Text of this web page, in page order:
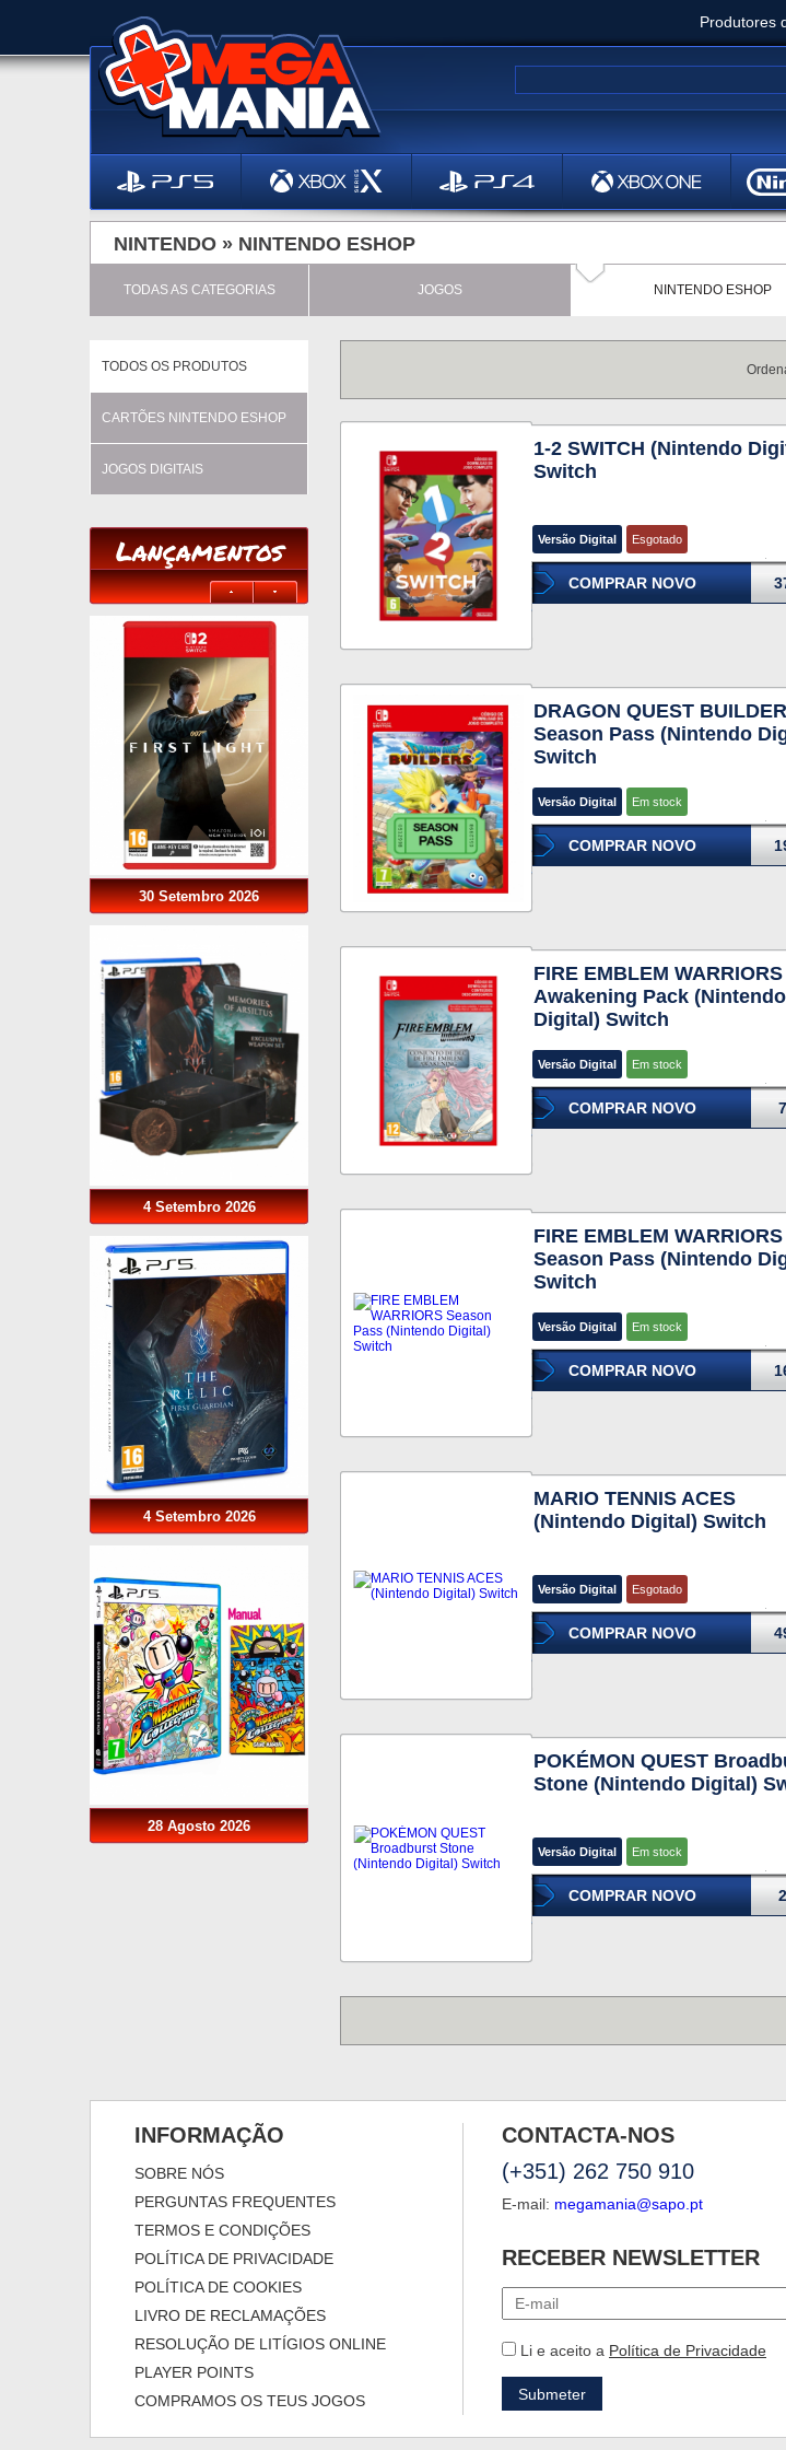
Produtores
Clair Obscur:
NINTENDO » NINTENDO ESHOP
TODAS AS CATEGORIAS JOGOS NINTENDO ESHOP
TODOS OS PRODUTOS
CARTÕES NINTENDO ESHOP
JOGOS DIGITAIS
Lançamentos
30 Setembro 2026
4 Setembro 2026
4 Setembro 2026
28 Agosto 2026
1-2 SWITCH (Nintendo
Switch
Versão Digital Esgotado
COMPRAR NOVO
DRAGON QUEST
Season Pass (Nintendo
Switch
Versão Digital Em stock
COMPRAR NOVO
FIRE EMBLEM WARRIORS
Awakening Pack (Nintendo
Digital) Switch
Versão Digital Em stock
COMPRAR NOVO
FIRE EMBLEM WARRIORS
Season Pass (Nintendo
Switch
Versão Digital Em stock
COMPRAR NOVO
MARIO TENNIS ACES
(Nintendo Digital) Switch
Versão Digital Esgotado
COMPRAR NOVO
POKÉMON QUEST
Stone (Nintendo Digital)
Versão Digital Em stock
COMPRAR NOVO
INFORMAÇÃO
SOBRE NÓS
PERGUNTAS FREQUENTES
TERMOS E CONDIÇÕES
POLÍTICA DE PRIVACIDADE
POLÍTICA DE COOKIES
LIVRO DE RECLAMAÇÕES
RESOLUÇÃO DE LITÍGIOS ONLINE
PLAYER POINTS
COMPRAMOS OS TEUS JOGOS
CONTACTA-NOS
(+351) 262 750 910
E-mail: megamania@sapo.pt
RECEBER NEWSLETTER
Li e aceito a Política de Privacidade